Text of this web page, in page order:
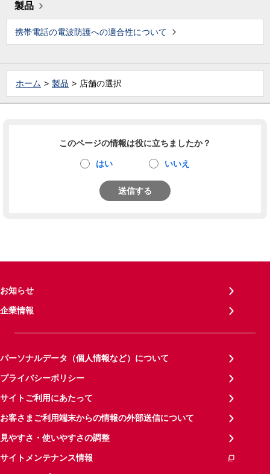
製品
携帯電話の電波防護への適合性について
ホーム 製品 店舗の選択
このページの情報は役に立ちましたか？
はい いいえ
送信する
お知らせ
企業情報
パーソナルデータ（個人情報など）について
プライバシーポリシー
サイトご利用にあたって
お客さまご利用端末からの情報の外部送信について
見やすさ・使いやすさの調整
サイトメンテナンス情報